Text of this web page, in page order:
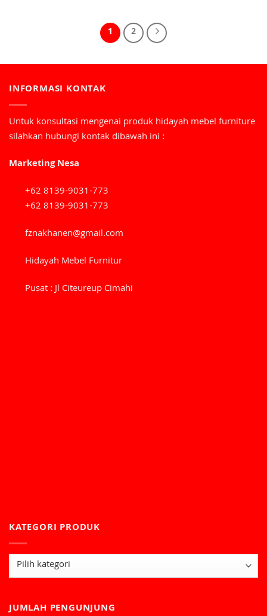
1 2
INFORMASI KONTAK
Untuk konsultasi mengenai produk hidayah mebel furniture
silahkan hubungi kontak dibawah ini :
Marketing Nesa
+62 8139-9031-773
+62 8139-9031-773
fznakhanen@gmail.com
Hidayah Mebel Furnitur
Pusat : Jl Citeureup Cimahi
KATEGORI PRODUK
JUMLAH PENGUNJUNG